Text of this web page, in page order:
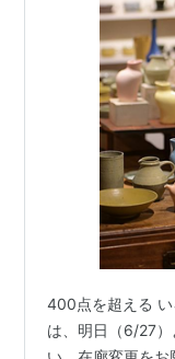
400点を超える
は、明日（6/27